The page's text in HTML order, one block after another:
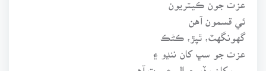
ئي قسمون آهن
گهونگهٽ، ٿپڙ، ڪڻڪ
عزت جو سڀ کان ننڍو ۽
سڀ کان وڏو حوالو عورت آهي